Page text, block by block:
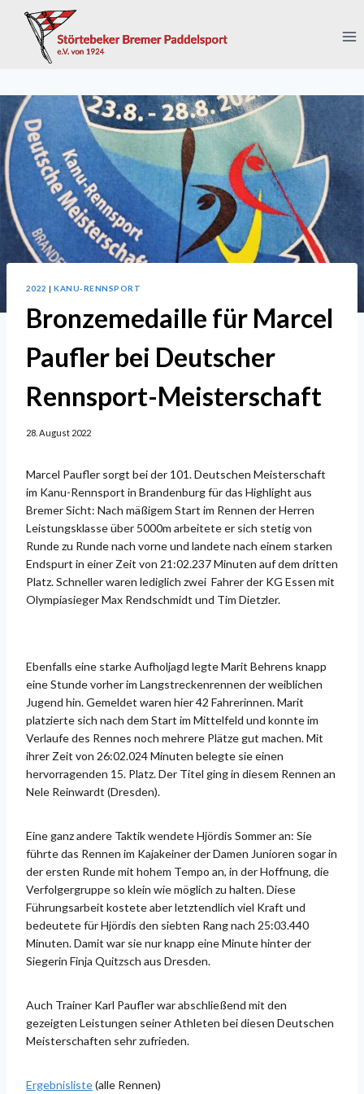
Inhalt
springen
2022 |KANU-RENNSPORT
Bronzemedaille für Marcel
Paufler bei Deutscher
Rennsport-Meisterschaft
28. August 2022
Marcel Paufler sorgt bei der 101. Deutschen Meisterschaft
im Kanu-Rennsport in Brandenburg für das Highlight aus
Bremer Sicht: Nach mäßigem Start im Rennen der Herren
Leistungsklasse über 5000m arbeitete er sich stetig von
Runde zu Runde nach vorne und landete nach einem starken
Endspurt in einer Zeit von 21:02.237 Minuten auf dem dritten
Platz. Schneller waren lediglich zwei Fahrer der KG Essen mit
Olympiasieger Max Rendschmidt und Tim Dietzler.
Ebenfalls eine starke Aufholjagd legte Marit Behrens knapp
eine Stunde vorher im Langstreckenrennen der weiblichen
Jugend hin. Gemeldet waren hier 42 Fahrerinnen. Marit
platzierte sich nach dem Start im Mittelfeld und konnte im
Verlaufe des Rennes noch mehrere Plätze gut machen. Mit
ihrer Zeit von 26:02.024 Minuten belegte sie einen
hervorragenden 15. Platz. Der Titel ging in diesem Rennen an
Nele Reinwardt (Dresden).
Eine ganz andere Taktik wendete Hjördis Sommer an: Sie
führte das Rennen im Kajakeiner der Damen Junioren sogar in
der ersten Runde mit hohem Tempo an, in der Hoffnung, die
Verfolgergruppe so klein wie möglich zu halten. Diese
Führungsarbeit kostete aber letztendlich viel Kraft und
bedeutete für Hjördis den siebten Rang nach 25:03.440
Minuten. Damit war sie nur knapp eine Minute hinter der
Siegerin Finja Quitzsch aus Dresden.
Auch Trainer Karl Paufler war abschließend mit den
gezeigten Leistungen seiner Athleten bei diesen Deutschen
Meisterschaften sehr zufrieden.
Ergebnisliste(alle Rennen)